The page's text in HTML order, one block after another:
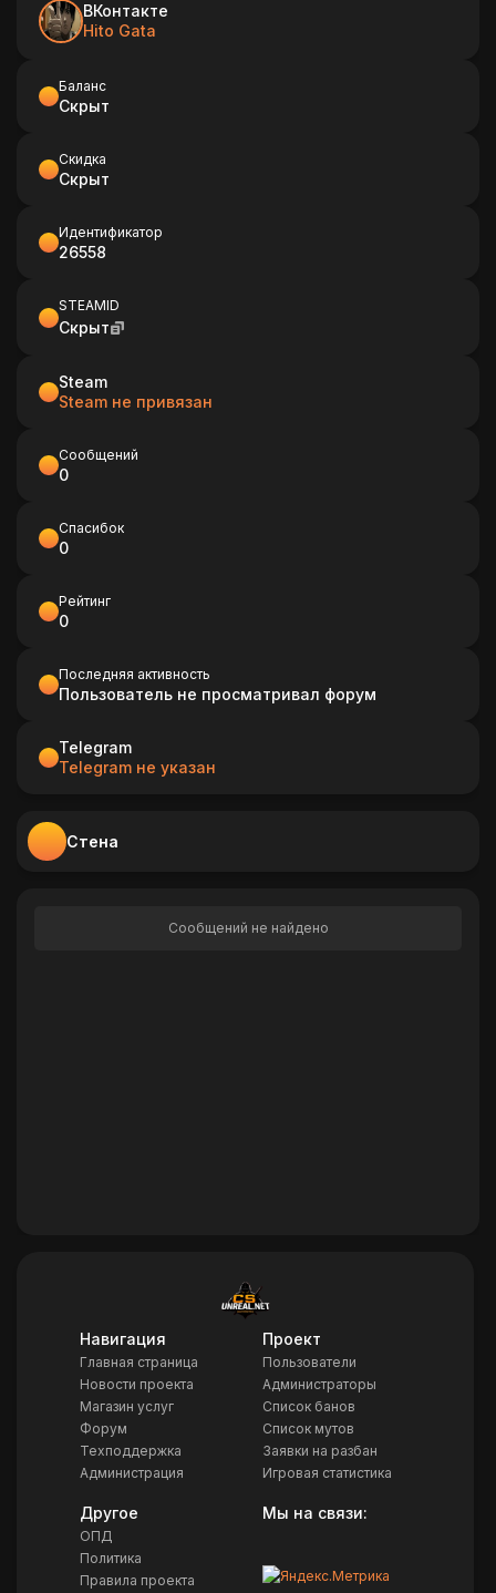
ВКонтакте
Hito Gata
Баланс
Скрыт
Скидка
Скрыт
Идентификатор
26558
STEAMID
Скрыт
Steam
Steam не привязан
Сообщений
0
Спасибок
0
Рейтинг
0
Последняя активность
Пользователь не просматривал форум
Telegram
Telegram не указан
Стена
Сообщений не найдено
Навигация
Главная страница
Новости проекта
Магазин услуг
Форум
Техподдержка
Администрация
Проект
Пользователи
Администраторы
Список банов
Список мутов
Заявки на разбан
Игровая статистика
Другое
ОПД
Политика
Правила проекта
Мы на связи: